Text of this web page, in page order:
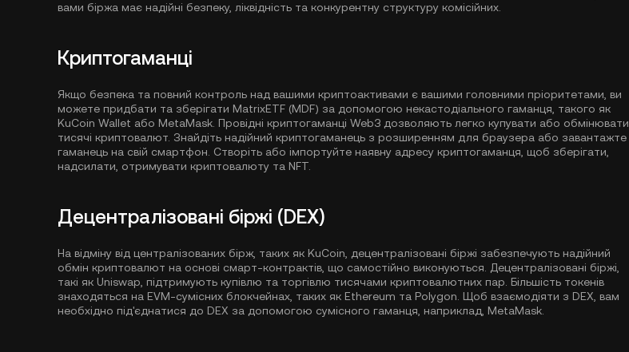
вами біржа має надійні безпеку, ліквідність та конкурентну структуру комісійних.
Криптогаманці
Якщо безпека та повний контроль над вашими криптоактивами є вашими головними пріоритетами, ви
можете придбати та зберігати MatrixETF (MDF) за допомогою некастодіального гаманця, такого як
KuCoin Wallet або MetaMask. Провідні криптогаманці Web3 дозволяють легко купувати або обмінювати
тисячі криптовалют. Знайдіть надійний криптогаманець з розширенням для браузера або завантажте
гаманець на свій смартфон. Створіть або імпортуйте наявну адресу криптогаманця, щоб зберігати,
надсилати, отримувати криптовалюту та NFT.
Децентралізовані біржі (DEX)
На відміну від централізованих бірж, таких як KuCoin, децентралізовані біржі забезпечують надійний
обмін криптовалют на основі смарт-контрактів, що самостійно виконуються. Децентралізовані біржі,
такі як Uniswap, підтримують купівлю та торгівлю тисячами криптовалютних пар. Більшість токенів
знаходяться на EVM-сумісних блокчейнах, таких як Ethereum та Polygon . Щоб взаємодіяти з DEX, вам
необхідно під'єднатися до DEX за допомогою сумісного гаманця, наприклад, MetaMask.